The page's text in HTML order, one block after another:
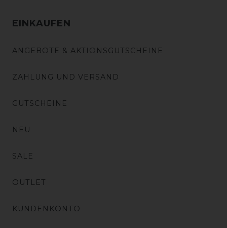
EINKAUFEN
ANGEBOTE & AKTIONSGUTSCHEINE
ZAHLUNG UND VERSAND
GUTSCHEINE
NEU
SALE
OUTLET
KUNDENKONTO